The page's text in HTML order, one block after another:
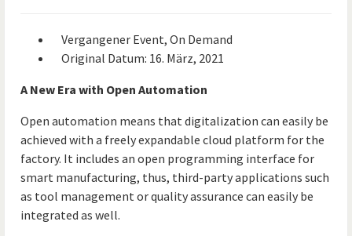
Vergangener Event, On Demand
Original Datum: 16. März, 2021
A New Era with Open Automation
Open automation means that digitalization can easily be
achieved with a freely expandable cloud platform for the
factory. It includes an open programming interface for
smart manufacturing, thus, third-party applications such
as tool management or quality assurance can easily be
integrated as well.